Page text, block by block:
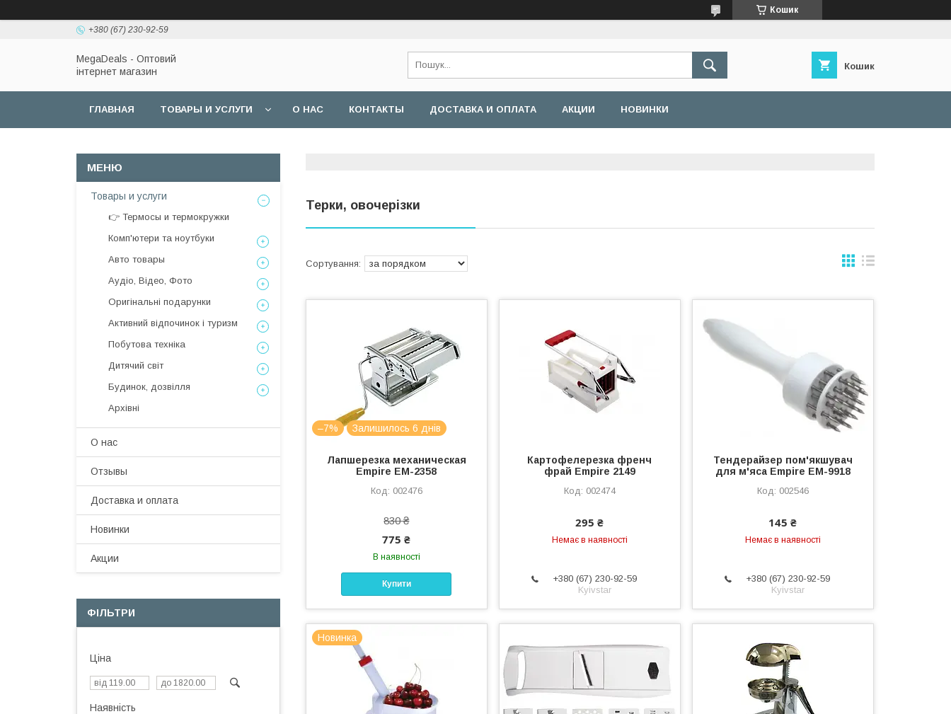
Кошик
+380 (67) 230-92-59
MegaDeals - Оптовий
інтернет магазин
Кошик
ГЛАВНАЯ ТОВАРЫ И УСЛУГИ О НАС КОНТАКТЫ ДОСТАВКА И ОПЛАТА АКЦИИ НОВИНКИ
Терки, овочерізки
–7% Залишилось 6 днів
Лапшерезка механическая
Empire ЕМ-2358
002476
830 ₴
775 ₴
В наявності
Купити
Картофелерезка френч
фрай Empire 2149
002474
295 ₴
Немає в наявності
+380 (67) 230-92-59
Kyivstar
Тендерайзер пом'якшувач
для м'яса Empire EM-9918
002546
145 ₴
Немає в наявності
+380 (67) 230-92-59
Kyivstar
Новинка
Товары и услуги
👉 Термосы и термокружки
Комп'ютери та ноутбуки
Авто товары
Аудіо, Відео, Фото
Оригінальні подарунки
Активний відпочинок і туризм
Побутова техніка
Дитячий світ
Будинок, дозвілля
Архівні
О нас
Отзывы
Доставка и оплата
Новинки
Акции
ФІЛЬТРИ
Ціна
Наявність